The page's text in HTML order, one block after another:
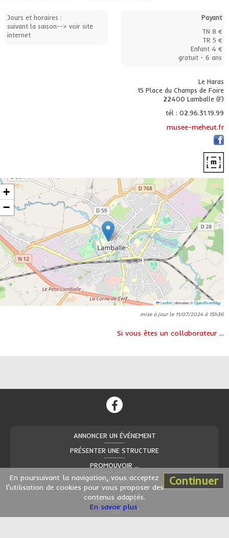
Jours et horaires :
suivant la saison--> voir site
internet
Payant
TN 8 €
TR 5 €
Enfant 4 €
gratuit - 6 ans
Le Haras
15 Place du Champs de Foire
22400 Lamballe (F)
tél : 02.96.31.19.99
musee-meheut.fr
+
−
Leaflet|données ©OpenStreetMap
mise à jour le 11/07/2024 à 15h36
Si vous êtes un collaborateur ...
ANNONCER UN ÉVÉNEMENT
PRÉSENTER UNE STRUCTURE
PROMOUVOIR ...
PUBLICITÉ
INFOS LÉGALES
Continuer
En poursuivant la navigation, vous acceptez
l'utilisation de cookies pour vous proposer des
contenus adaptés.
En savoir plus.